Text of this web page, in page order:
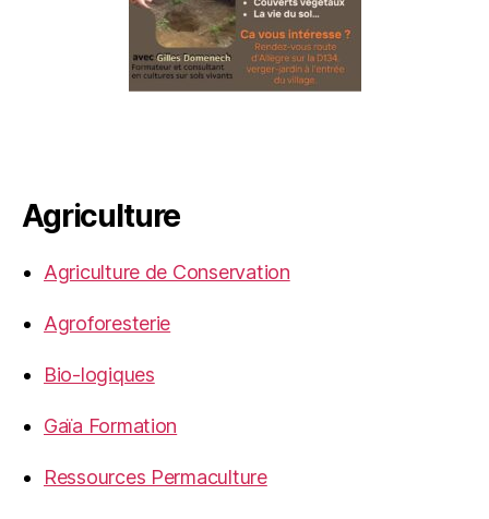
Agriculture
Agriculture de Conservation
Agroforesterie
Bio-logiques
Gaïa Formation
Ressources Permaculture